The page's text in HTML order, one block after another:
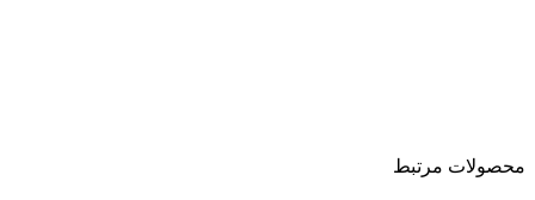
محصولات مرتبط